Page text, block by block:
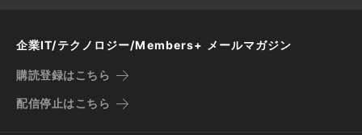
企業IT/テクノロジー/Members+ メールマガジン
購読登録はこちら
配信停止はこちら